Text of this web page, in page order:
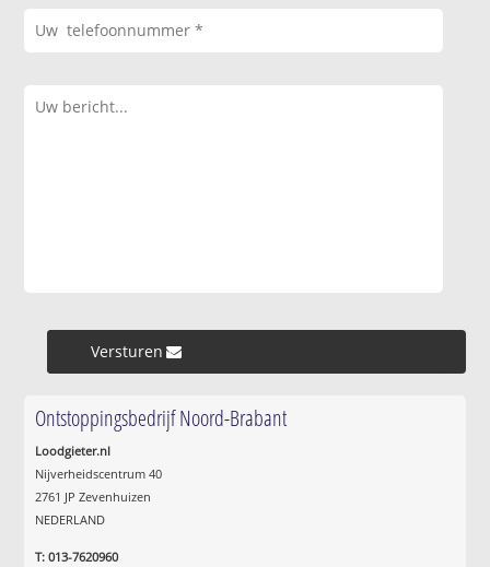
Versturen »
Ontstoppingsbedrijf Noord-Brabant
Loodgieter.nl
Nijverheidscentrum 40
2761 JP Zevenhuizen
NEDERLAND
T: 013-7620960